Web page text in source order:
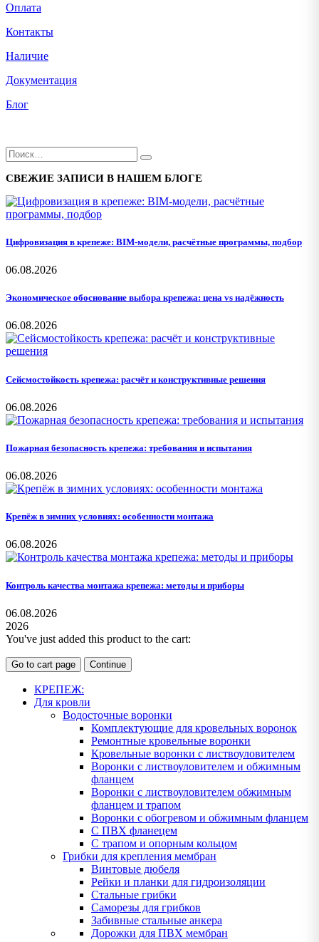
Оплата
Контакты
Наличие
Документация
Блог
СВЕЖИЕ ЗАПИСИ В НАШЕМ БЛОГЕ
Цифровизация в крепеже: BIM-модели, расчётные программы, подбор
06.08.2026
Экономическое обоснование выбора крепежа: цена vs надёжность
06.08.2026
Сейсмостойкость крепежа: расчёт и конструктивные решения
06.08.2026
Пожарная безопасность крепежа: требования и испытания
06.08.2026
Крепёж в зимних условиях: особенности монтажа
06.08.2026
Контроль качества монтажа крепежа: методы и приборы
06.08.2026
2026
You've just added this product to the cart:
Go to cart page Continue
КРЕПЕЖ:
Для кровли
Водосточные воронки
Комплектующие для кровельных воронок
Ремонтные кровельные воронки
Кровельные воронки с листвоуловителем
Воронки с листвоуловителем и обжимным
фланцем
Воронки с листвоуловителем обжимным
фланцем и трапом
Воронки с обогревом и обжимным фланцем
С ПВХ фланецем
С трапом и опорным кольцом
Грибки для крепления мембран
Винтовые дюбеля
Рейки и планки для гидроизоляции
Стальные грибки
Саморезы для грибков
Забивные стальные анкера
Дорожки для ПВХ мембран